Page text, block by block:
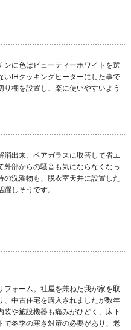
に色はビューティーホワイトを選
いIHクッキングヒーターにした事で
棚を設置し、楽に使いやすいよう
消出来、ペアガラスに取替して省エ
外部からの騒音も気にならなくなっ
の洗濯物も、脱衣室天井に設置した
しそうです。
フォーム。社屋を兼ねた我が家を取
、中古住宅を購入されましたが数年
装や施設機器も痛みがひどく、床下
で冬季の寒さ対策の必要があり、老